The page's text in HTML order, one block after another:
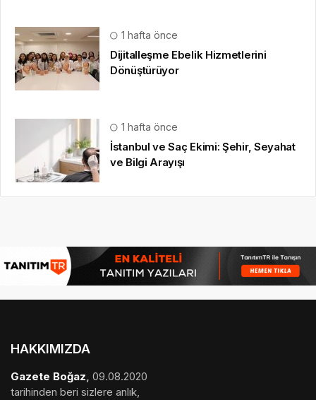
1 hafta önce
Dijitalleşme Ebelik Hizmetlerini
Dönüştürüyor
1 hafta önce
İstanbul ve Saç Ekimi: Şehir, Seyahat
ve Bilgi Arayışı
HAKKIMIZDA
Gazete Boğaz, 09.08.2020
tarihinden beri sizlere anlık,